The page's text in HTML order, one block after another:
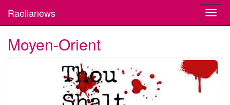
Raelianews
Moyen-Orient